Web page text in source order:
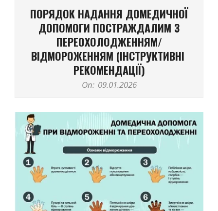
ПОРЯДОК НАДАННЯ ДОМЕДИЧНОЇ
ДОПОМОГИ ПОСТРАЖДАЛИМ З
ПЕРЕОХОЛОДЖЕННЯМ/
ВІДМОРОЖЕННЯМ (ІНСТРУКТИВНІ
РЕКОМЕНДАЦІЇ)
On: 09.01.2026